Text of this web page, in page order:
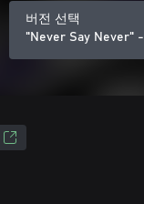
버전 선택
"Never Say Never"